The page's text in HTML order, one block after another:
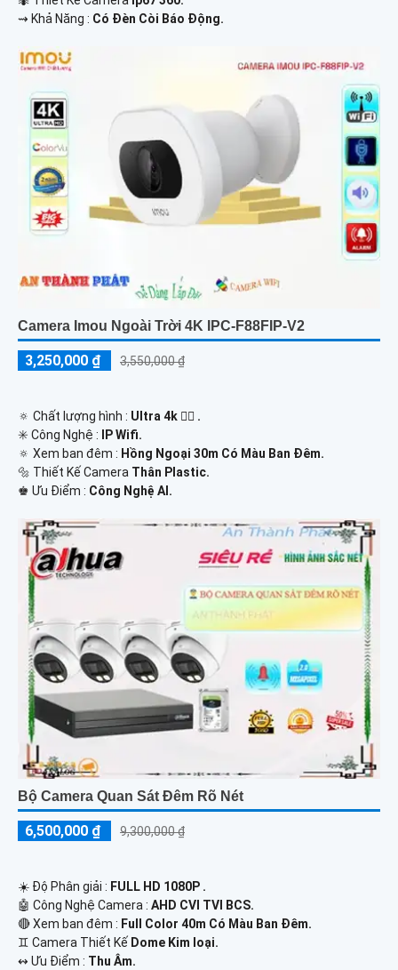
️⇝ Khả Năng : Có Đèn Còi Báo Động.
Camera Imou Ngoài Trời 4K IPC-F88FIP-V2
3,250,000 ₫ 3,550,000 ₫
🔅 Chất lượng hình : Ultra 4k 👍🏾 .
✳️ Công Nghệ : IP Wifi.
🔅 Xem ban đêm : Hồng Ngoại 30m Có Màu Ban Đêm.
🔩 Thiết Kế Camera Thân Plastic.
️♚ Ưu Điểm : Công Nghệ AI.
Bộ Camera Quan Sát Đêm Rõ Nét
6,500,000 ₫ 9,300,000 ₫
☀️ Độ Phân giải : FULL HD 1080P .
🤖️ Công Nghệ Camera : AHD CVI TVI BCS.
🔴 Xem ban đêm : Full Color 40m Có Màu Ban Ðêm.
♊ Camera Thiết Kế Dome Kim loại.
️↭ Ưu Điểm : Thu Âm.